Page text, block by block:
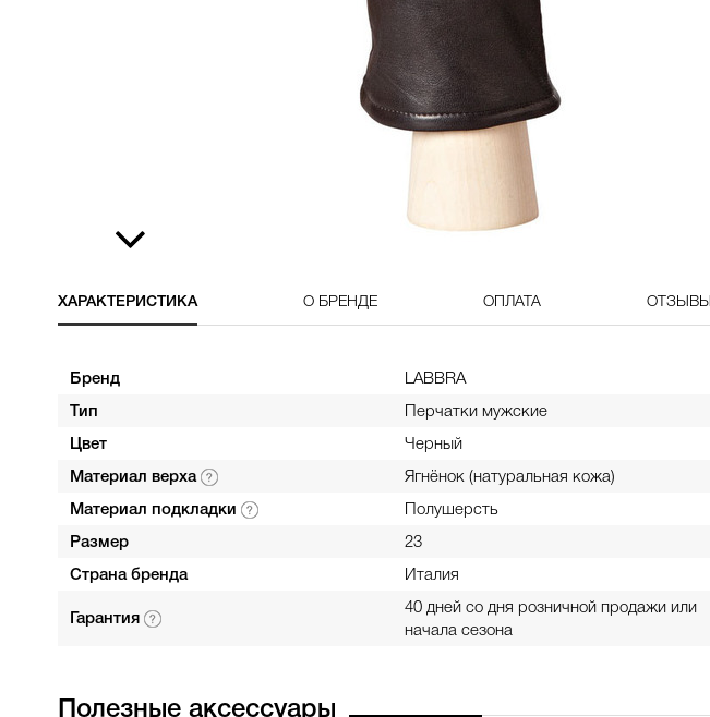
ХАРАКТЕРИСТИКА О БРЕНДЕ ОПЛАТА ОТЗЫВЫ
Бренд LABBRA
Тип Перчатки мужские
Цвет Черный
Материал верха Ягнёнок (натуральная кожа)
Материал подкладки Полушерсть
Размер 23
Страна бренда Италия
Гарантия
40 дней со дня розничной продажи или
начала сезона
Полезные аксессуары